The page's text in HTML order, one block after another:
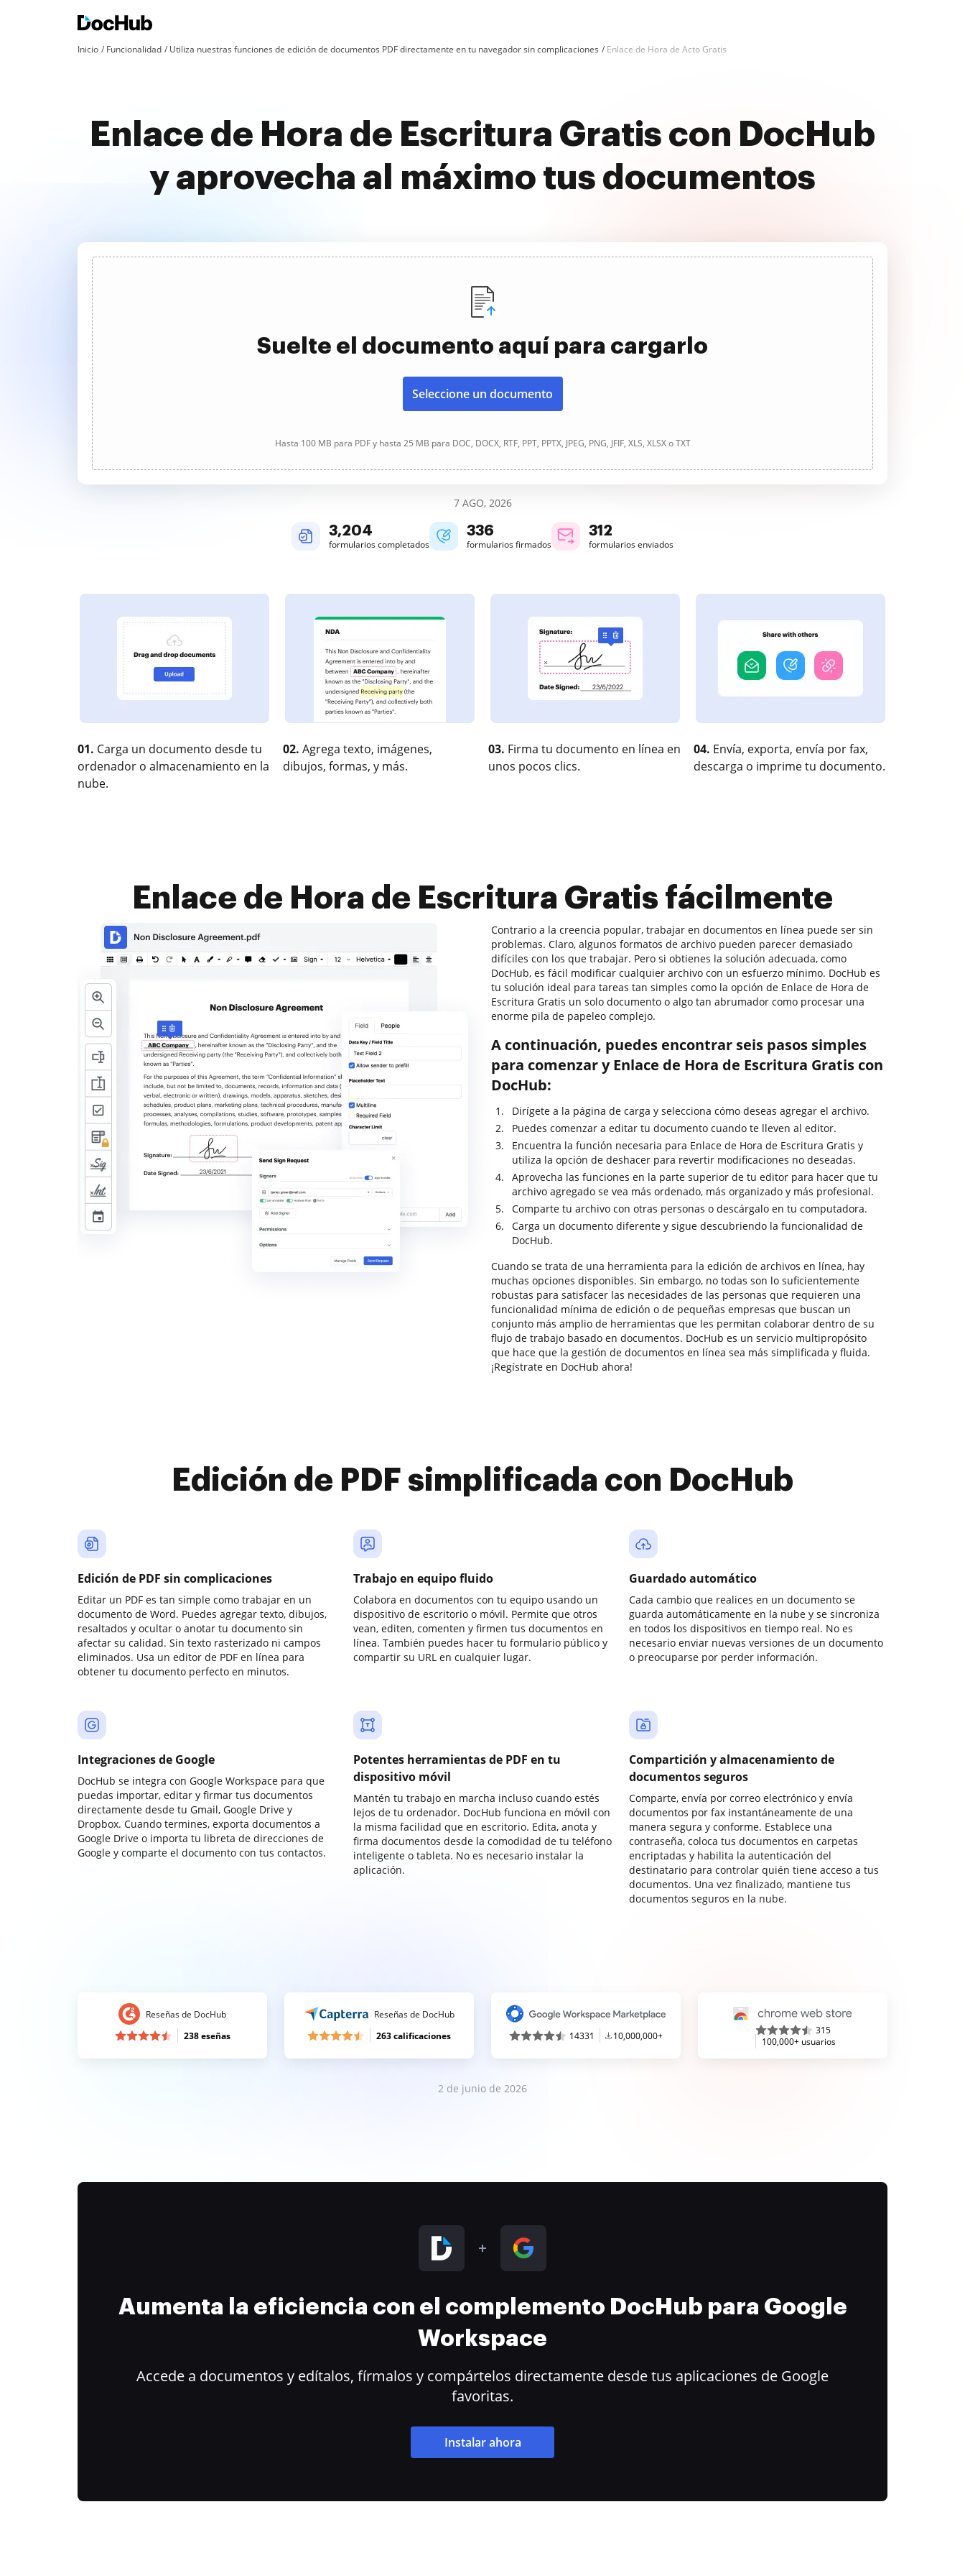
Inicio Funcionalidad Utiliza nuestras funciones de edición de documentos PDF directamente en tu navegador sin complicaciones Enlace de Hora de Acto Gratis
Enlace de Hora de Escritura Gratis con DocHub
y aprovecha al máximo tus documentos
Suelte el documento aquí para cargarlo
Seleccione un documento
Hasta 100 MB para PDF y hasta 25 MB para DOC, DOCX, RTF, PPT, PPTX, JPEG, PNG, JFIF, XLS, XLSX o TXT
7 AGO, 2026
3,204
formularios completados
336
formularios firmados
312
formularios enviados
01. Carga un documento desde tu
ordenador o almacenamiento en la
nube.
02. Agrega texto, imágenes,
dibujos, formas, y más.
03. Firma tu documento en línea en
unos pocos clics.
04. Envía, exporta, envía por fax,
descarga o imprime tu documento.
Enlace de Hora de Escritura Gratis fácilmente
Contrario a la creencia popular, trabajar en documentos en línea puede ser sin
problemas. Claro, algunos formatos de archivo pueden parecer demasiado
difíciles con los que trabajar. Pero si obtienes la solución adecuada, como
DocHub, es fácil modificar cualquier archivo con un esfuerzo mínimo. DocHub es
tu solución ideal para tareas tan simples como la opción de Enlace de Hora de
Escritura Gratis un solo documento o algo tan abrumador como procesar una
enorme pila de papeleo complejo.
A continuación, puedes encontrar seis pasos simples
para comenzar y Enlace de Hora de Escritura Gratis con
DocHub:
Dirígete a la página de carga y selecciona cómo deseas agregar el archivo.
Puedes comenzar a editar tu documento cuando te lleven al editor.
Encuentra la función necesaria para Enlace de Hora de Escritura Gratis y
utiliza la opción de deshacer para revertir modificaciones no deseadas.
Aprovecha las funciones en la parte superior de tu editor para hacer que tu
archivo agregado se vea más ordenado, más organizado y más profesional.
Comparte tu archivo con otras personas o descárgalo en tu computadora.
Carga un documento diferente y sigue descubriendo la funcionalidad de
DocHub.
Cuando se trata de una herramienta para la edición de archivos en línea, hay
muchas opciones disponibles. Sin embargo, no todas son lo suficientemente
robustas para satisfacer las necesidades de las personas que requieren una
funcionalidad mínima de edición o de pequeñas empresas que buscan un
conjunto más amplio de herramientas que les permitan colaborar dentro de su
flujo de trabajo basado en documentos. DocHub es un servicio multipropósito
que hace que la gestión de documentos en línea sea más simplificada y fluida.
¡Regístrate en DocHub ahora!
Edición de PDF simplificada con DocHub
Edición de PDF sin complicaciones
Editar un PDF es tan simple como trabajar en un
documento de Word. Puedes agregar texto, dibujos,
resaltados y ocultar o anotar tu documento sin
afectar su calidad. Sin texto rasterizado ni campos
eliminados. Usa un editor de PDF en línea para
obtener tu documento perfecto en minutos.
Trabajo en equipo fluido
Colabora en documentos con tu equipo usando un
dispositivo de escritorio o móvil. Permite que otros
vean, editen, comenten y firmen tus documentos en
línea. También puedes hacer tu formulario público y
compartir su URL en cualquier lugar.
Guardado automático
Cada cambio que realices en un documento se
guarda automáticamente en la nube y se sincroniza
en todos los dispositivos en tiempo real. No es
necesario enviar nuevas versiones de un documento
o preocuparse por perder información.
Integraciones de Google
DocHub se integra con Google Workspace para que
puedas importar, editar y firmar tus documentos
directamente desde tu Gmail, Google Drive y
Dropbox. Cuando termines, exporta documentos a
Google Drive o importa tu libreta de direcciones de
Google y comparte el documento con tus contactos.
Potentes herramientas de PDF en tu
dispositivo móvil
Mantén tu trabajo en marcha incluso cuando estés
lejos de tu ordenador. DocHub funciona en móvil con
la misma facilidad que en escritorio. Edita, anota y
firma documentos desde la comodidad de tu teléfono
inteligente o tableta. No es necesario instalar la
aplicación.
Compartición y almacenamiento de
documentos seguros
Comparte, envía por correo electrónico y envía
documentos por fax instantáneamente de una
manera segura y conforme. Establece una
contraseña, coloca tus documentos en carpetas
encriptadas y habilita la autenticación del
destinatario para controlar quién tiene acceso a tus
documentos. Una vez finalizado, mantiene tus
documentos seguros en la nube.
Reseñas de DocHub
238 eseñas
Reseñas de DocHub
263 calificaciones
14331 10,000,000+
315
100,000+ usuarios
2 de junio de 2026
Aumenta la eficiencia con el complemento DocHub para Google
Workspace
Accede a documentos y edítalos, fírmalos y compártelos directamente desde tus aplicaciones de Google
favoritas.
Instalar ahora